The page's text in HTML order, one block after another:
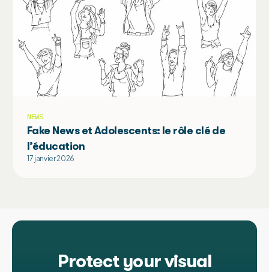
NEWS
Fake News et Adolescents: le rôle clé de
l’éducation
17 janvier 2026
Protect your visual